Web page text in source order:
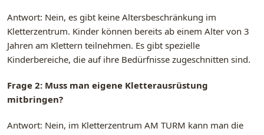
Antwort: Nein, es gibt keine Altersbeschränkung im
Kletterzentrum. Kinder können bereits ab einem Alter von 3
Jahren am Klettern teilnehmen. Es gibt spezielle
Kinderbereiche, die auf ihre Bedürfnisse zugeschnitten sind.
Frage 2: Muss man eigene Kletterausrüstung
mitbringen?
Antwort: Nein, im Kletterzentrum AM TURM kann man die